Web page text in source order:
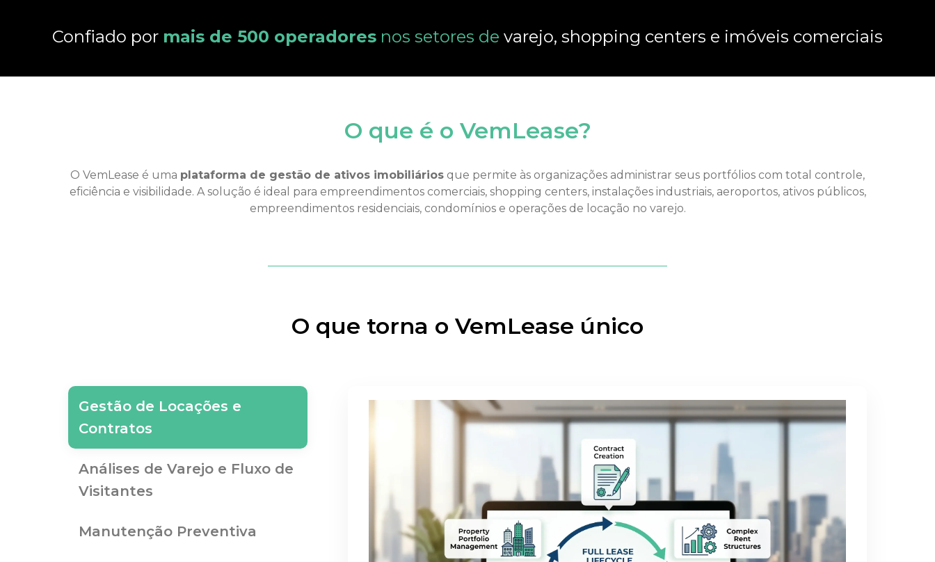
Confiado por mais de 500 operadores nos setores de varejo, shopping centers e imóveis comerciais
O que é o VemLease?
O VemLease é uma plataforma de gestão de ativos imobiliários que permite às organizações administrar seus portfólios com total controle,
eficiência e visibilidade. A solução é ideal para empreendimentos comerciais, shopping centers, instalações industriais, aeroportos, ativos públicos,
empreendimentos residenciais, condomínios e operações de locação no varejo.
O que torna o VemLease único
Gestão de Locações e
Contratos
Análises de Varejo e Fluxo de
Visitantes
Manutenção Preventiva